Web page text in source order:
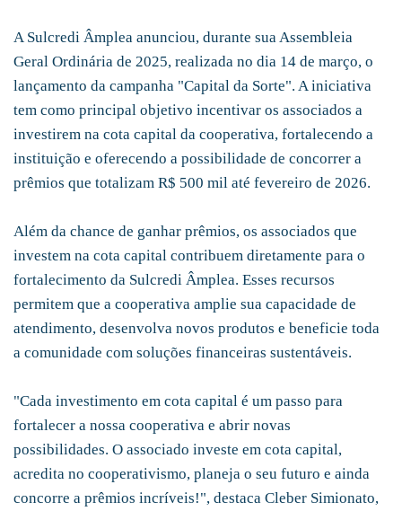
A Sulcredi Âmplea anunciou, durante sua Assembleia
Geral Ordinária de 2025, realizada no dia 14 de março, o
lançamento da campanha "Capital da Sorte". A iniciativa
tem como principal objetivo incentivar os associados a
investirem na cota capital da cooperativa, fortalecendo a
instituição e oferecendo a possibilidade de concorrer a
prêmios que totalizam R$ 500 mil até fevereiro de 2026.
Além da chance de ganhar prêmios, os associados que
investem na cota capital contribuem diretamente para o
fortalecimento da Sulcredi Âmplea. Esses recursos
permitem que a cooperativa amplie sua capacidade de
atendimento, desenvolva novos produtos e beneficie toda
a comunidade com soluções financeiras sustentáveis.
"Cada investimento em cota capital é um passo para
fortalecer a nossa cooperativa e abrir novas
possibilidades. O associado investe em cota capital,
acredita no cooperativismo, planeja o seu futuro e ainda
concorre a prêmios incríveis!", destaca Cleber Simionato,